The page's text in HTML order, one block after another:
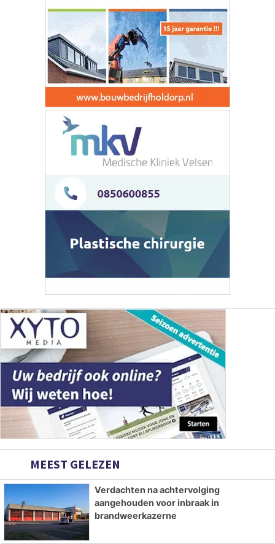
MEEST GELEZEN
Verdachten na achtervolging
aangehouden voor inbraak in
brandweerkazerne